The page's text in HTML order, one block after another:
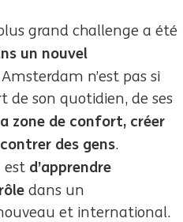
grand challenge a été
un nouvel
n’est pas si
de son quotidien, de ses
zone de confort, créer
des gens.
est d’apprendre
dans un
et international.